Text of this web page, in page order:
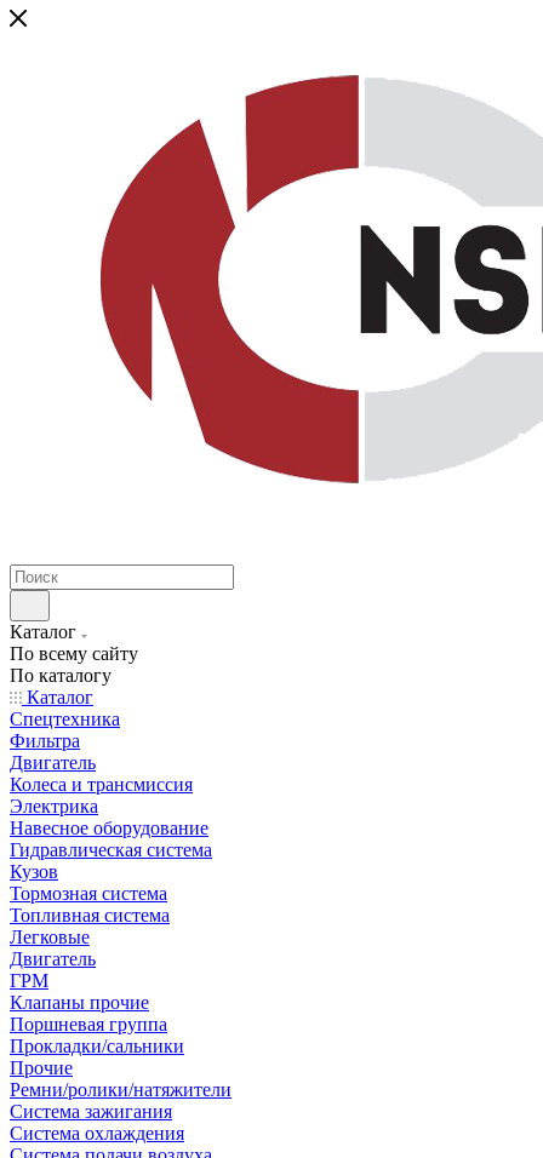
Каталог
По всему сайту
По каталогу
Каталог
Спецтехника
Фильтра
Двигатель
Колеса и трансмиссия
Электрика
Навесное оборудование
Гидравлическая система
Кузов
Тормозная система
Топливная система
Легковые
Двигатель
ГРМ
Клапаны прочие
Поршневая группа
Прокладки/сальники
Прочие
Ремни/ролики/натяжители
Система зажигания
Система охлаждения